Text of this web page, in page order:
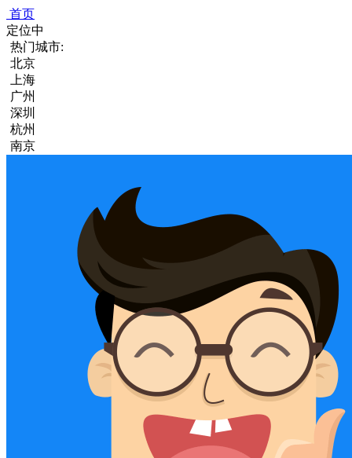
首页
定位中
热门城市:
北京
上海
广州
深圳
杭州
南京